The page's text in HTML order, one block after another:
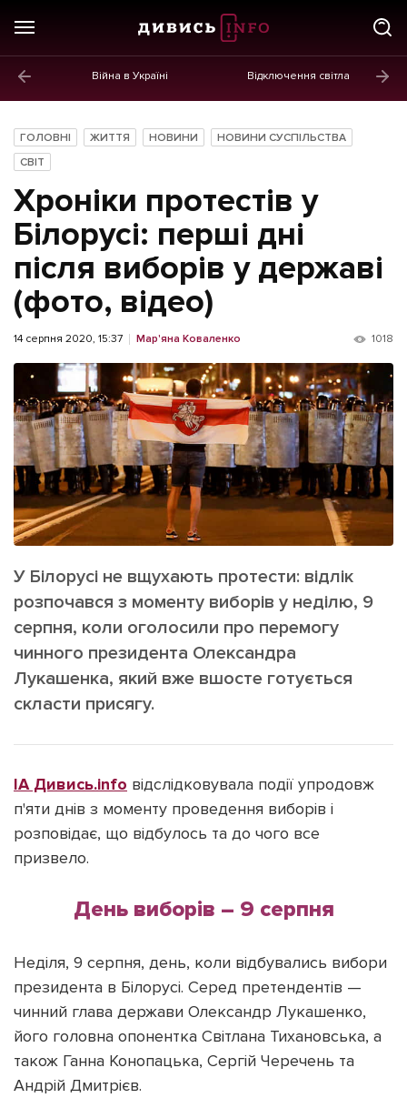
Війна в Україні Відключення світла
Новини
Політика
Економіка
Бізнес
Життя
Культура
Афіша
ІНШЕ
Інтерв'ю
Картки
Репортаж
Розслідування
Погляди
Ініціативи
Лонгріди
Прес-релізи
Фото/Відео
Made in Lviv
[email protected]
Наші соц мережі
Підтримати dyvys.info
ГОЛОВНІ ЖИТТЯ НОВИНИ
НОВИНИ СУСПІЛЬСТВА
СВІТ
Хроніки протестів у
Білорусі: перші дні
після виборів у державі
(фото, відео)
14 серпня 2020, 15:37 Мар'яна Коваленко 1018
У Білорусі не вщухають протести: відлік
розпочався з моменту виборів у неділю, 9
серпня, коли оголосили про перемогу
чинного президента Олександра
Лукашенка, який вже вшосте готується
скласти присягу.
ІА Дивись.іnfo відслідковувала події упродовж
п'яти днів з моменту проведення виборів і
розповідає, що відбулось та до чого все
призвело.
День виборів – 9 серпня
Неділя, 9 серпня, день, коли відбувались вибори
президента в Білорусі. Серед претендентів —
чинний глава держави Олександр Лукашенко,
його головна опонентка Світлана Тихановська, а
також Ганна Конопацька, Сергій Черечень та
Андрій Дмитрієв.